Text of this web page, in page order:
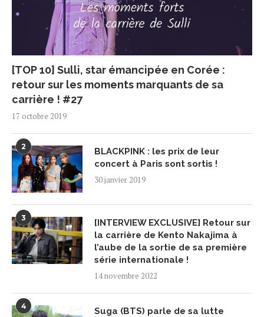
[TOP 10] Sulli, star émancipée en Corée :
retour sur les moments marquants de sa
carrière ! #27
17 octobre 2019
2
BLACKPINK : les prix de leur
concert à Paris sont sortis !
30 janvier 2019
3
[INTERVIEW EXCLUSIVE] Retour sur
la carrière de Kento Nakajima à
l’aube de la sortie de sa première
série internationale !
14 novembre 2022
4
Suga (BTS) parle de sa lutte